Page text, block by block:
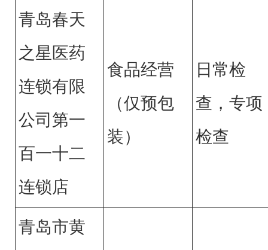
青岛春天
之星医药
连锁有限
公司第一
百一十二
连锁店
食品经营
（仅预包
装）
日常检
查，专项
检查
青岛市黄